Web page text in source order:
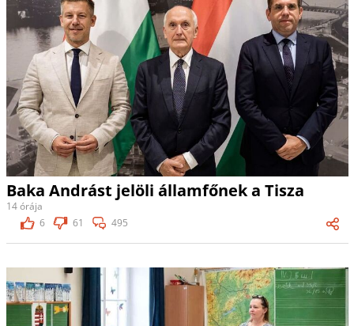
Baka Andrást jelöli államfőnek a Tisza
14 órája
6
61 495